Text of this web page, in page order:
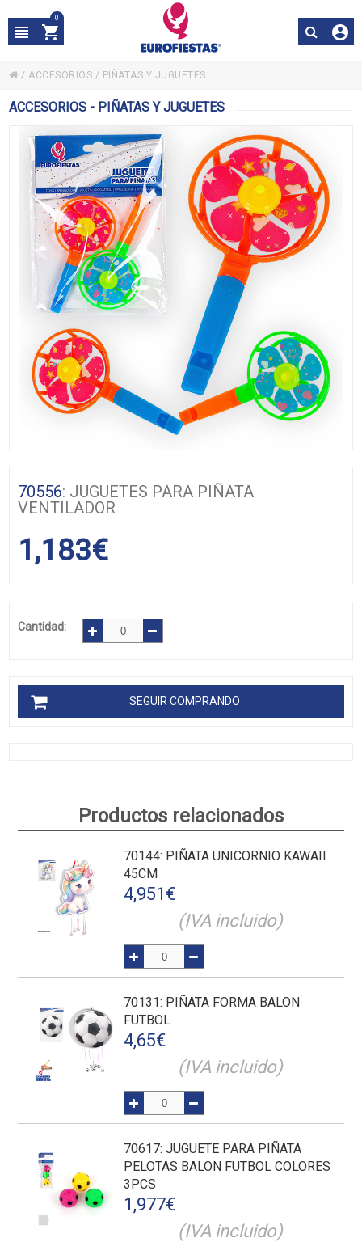
0
/ ACCESORIOS / PIÑATAS Y JUGUETES
ACCESORIOS - PIÑATAS Y JUGUETES
70556: JUGUETES PARA PIÑATA
VENTILADOR
1,183€
Cantidad:
SEGUIR COMPRANDO
Productos relacionados
70144: PIÑATA UNICORNIO KAWAII
45CM
4,951 €
(IVA incluido)
70131: PIÑATA FORMA BALON
FUTBOL
4,65€
(IVA incluido)
70617: JUGUETE PARA PIÑATA
PELOTAS BALON FUTBOL COLORES
3PCS
1,977€
(IVA incluido)